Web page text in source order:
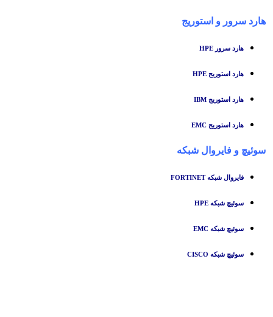
هارد سرور و استوریج
هارد سرور HPE
هارد استوریج HPE
هارد استوریج IBM
هارد استوریج EMC
سوئیچ و فایروال شبکه
فایروال شبکه FORTINET
سوئیچ شبکه HPE
سوئیچ شبکه EMC
سوئیچ شبکه CISCO